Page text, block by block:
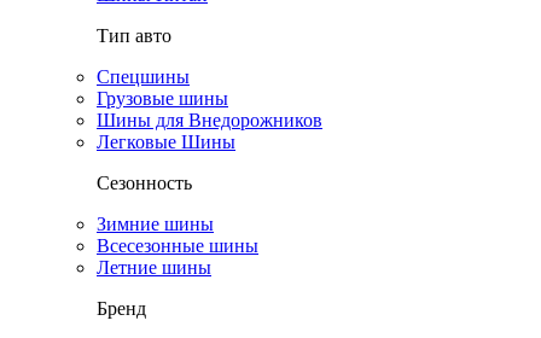
Тип авто
Спецшины
Грузовые шины
Шины для Внедорожников
Легковые Шины
Сезонность
Зимние шины
Всесезонные шины
Летние шины
Бренд